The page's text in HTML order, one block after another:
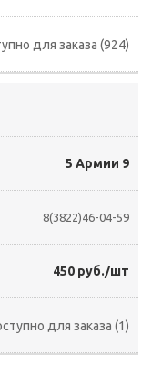
для заказа (924)
5 Армии 9
8(3822)46-04-59
450 руб./шт
для заказа (1)